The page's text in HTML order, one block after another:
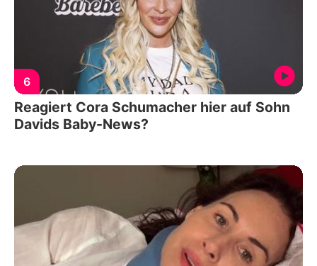
6
Reagiert Cora Schumacher hier auf Sohn
Davids Baby-News?